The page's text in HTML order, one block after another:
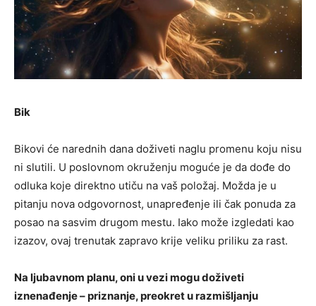
Bik
Bikovi će narednih dana doživeti naglu promenu koju nisu
ni slutili. U poslovnom okruženju moguće je da dođe do
odluka koje direktno utiču na vaš položaj. Možda je u
pitanju nova odgovornost, unapređenje ili čak ponuda za
posao na sasvim drugom mestu. Iako može izgledati kao
izazov, ovaj trenutak zapravo krije veliku priliku za rast.
Na ljubavnom planu, oni u vezi mogu doživeti
iznenađenje – priznanje, preokret u razmišljanju